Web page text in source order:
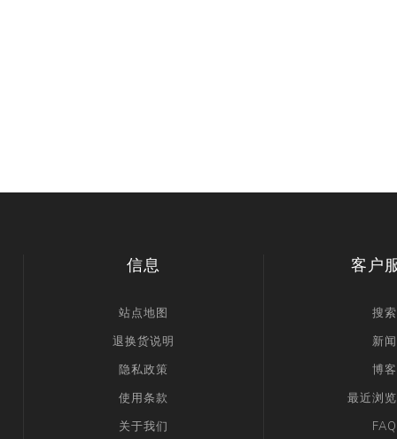
信息
站点地图
退换货说明
隐私政策
使用条款
关于我们
客户
搜索
新闻
博客
最近浏
FAQ